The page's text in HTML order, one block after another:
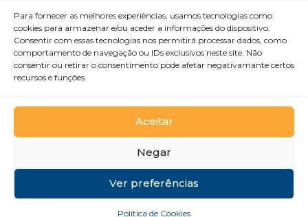
Para fornecer as melhores experiências, usamos tecnologias como
cookies para armazenar e/ou aceder a informações do dispositivo.
Consentir com essas tecnologias nos permitirá processar dados, como
comportamento de navegação ou IDs exclusivos neste site. Não
consentir ou retirar o consentimento pode afetar negativamante certos
recursos e funções.
Aceitar
Negar
Ver preferências
Política de Cookies
Comprovativo de morada
Exemplo em PDF Exemplo em vídeo
3
Declaração da entidade patronal –
(Deve conter: horário de trabalho (dias